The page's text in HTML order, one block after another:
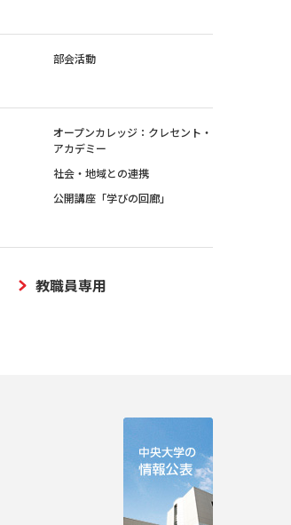
部会活動
オープンカレッジ：クレセント・
アカデミー
社会・地域との連携
公開講座「学びの回廊」
教職員専用